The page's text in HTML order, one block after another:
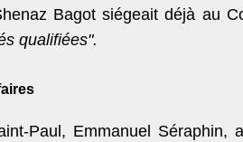
Bagot siégeait déjà au
qualifiées".
Paul, Emmanuel Séraphin,